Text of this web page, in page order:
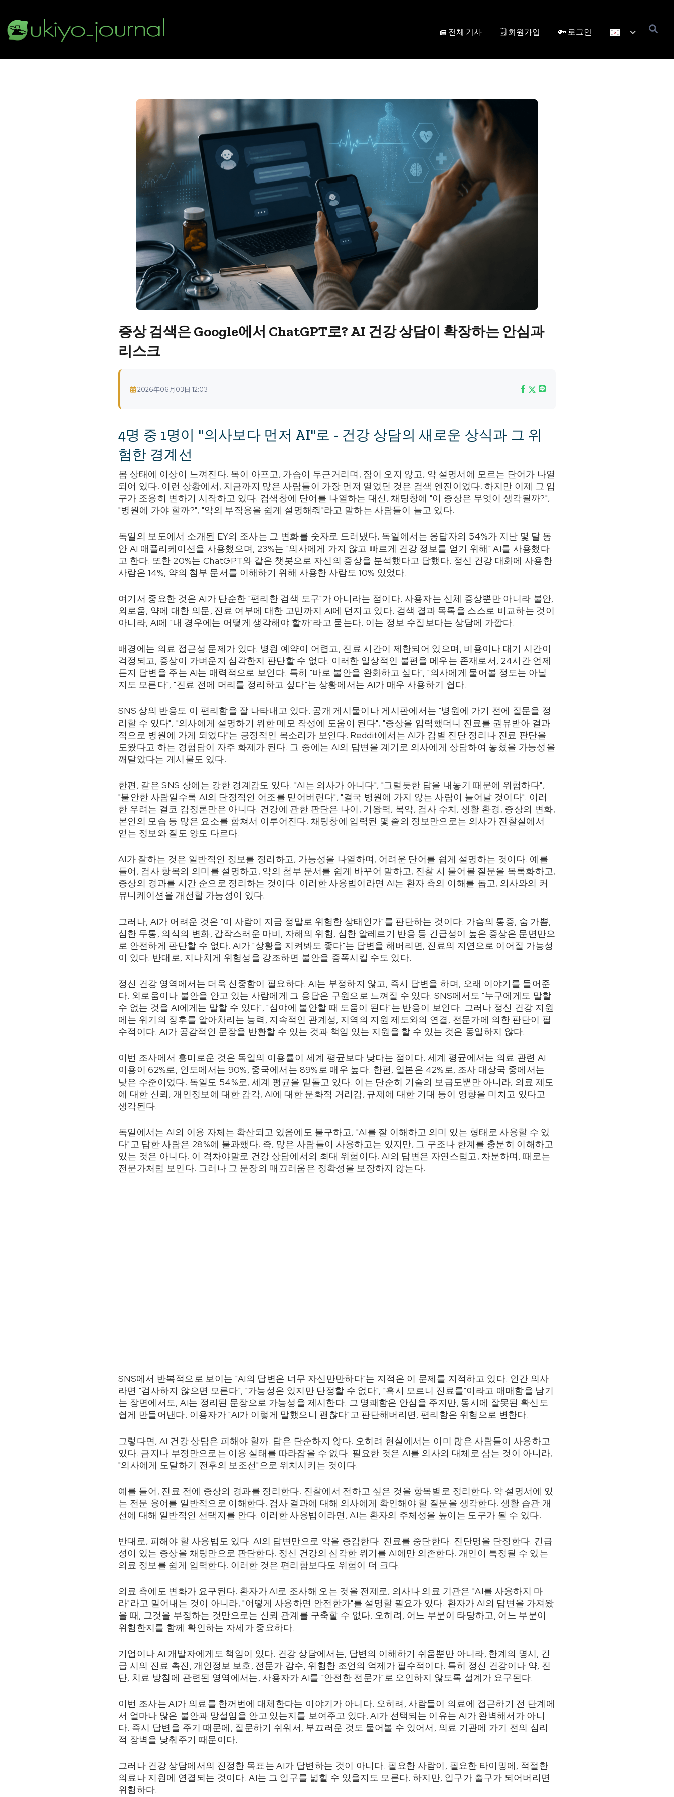
전체 기사 🗒️ 회원가입 🔑 로그인
증상 검색은 Google에서 ChatGPT로? AI 건강 상담이 확장하는 안심과
리스크
2026年06月03日 12:03
4명 중 1명이 "의사보다 먼저 AI"로 - 건강 상담의 새로운 상식과 그 위
험한 경계선
몸 상태에 이상이 느껴진다. 목이 아프고, 가슴이 두근거리며, 잠이 오지 않고, 약 설명서에 모르는 단어가 나열
되어 있다. 이런 상황에서, 지금까지 많은 사람들이 가장 먼저 열었던 것은 검색 엔진이었다. 하지만 이제 그 입
구가 조용히 변하기 시작하고 있다. 검색창에 단어를 나열하는 대신, 채팅창에 "이 증상은 무엇이 생각될까?",
"병원에 가야 할까?", "약의 부작용을 쉽게 설명해줘"라고 말하는 사람들이 늘고 있다.
독일의 보도에서 소개된 EY의 조사는 그 변화를 숫자로 드러냈다. 독일에서는 응답자의 54%가 지난 몇 달 동
안 AI 애플리케이션을 사용했으며, 23%는 "의사에게 가지 않고 빠르게 건강 정보를 얻기 위해" AI를 사용했다
고 한다. 또한 20%는 ChatGPT와 같은 챗봇으로 자신의 증상을 분석했다고 답했다. 정신 건강 대화에 사용한
사람은 14%, 약의 첨부 문서를 이해하기 위해 사용한 사람도 10% 있었다.
여기서 중요한 것은 AI가 단순한 "편리한 검색 도구"가 아니라는 점이다. 사용자는 신체 증상뿐만 아니라 불안,
외로움, 약에 대한 의문, 진료 여부에 대한 고민까지 AI에 던지고 있다. 검색 결과 목록을 스스로 비교하는 것이
아니라, AI에 "내 경우에는 어떻게 생각해야 할까"라고 묻는다. 이는 정보 수집보다는 상담에 가깝다.
배경에는 의료 접근성 문제가 있다. 병원 예약이 어렵고, 진료 시간이 제한되어 있으며, 비용이나 대기 시간이
걱정되고, 증상이 가벼운지 심각한지 판단할 수 없다. 이러한 일상적인 불편을 메우는 존재로서, 24시간 언제
든지 답변을 주는 AI는 매력적으로 보인다. 특히 "바로 불안을 완화하고 싶다", "의사에게 물어볼 정도는 아닐
지도 모른다", "진료 전에 머리를 정리하고 싶다"는 상황에서는 AI가 매우 사용하기 쉽다.
SNS 상의 반응도 이 편리함을 잘 나타내고 있다. 공개 게시물이나 게시판에서는 "병원에 가기 전에 질문을 정
리할 수 있다", "의사에게 설명하기 위한 메모 작성에 도움이 된다", "증상을 입력했더니 진료를 권유받아 결과
적으로 병원에 가게 되었다"는 긍정적인 목소리가 보인다. Reddit에서는 AI가 감별 진단 정리나 진료 판단을
도왔다고 하는 경험담이 자주 화제가 된다. 그 중에는 AI의 답변을 계기로 의사에게 상담하여 놓쳤을 가능성을
깨달았다는 게시물도 있다.
한편, 같은 SNS 상에는 강한 경계감도 있다. "AI는 의사가 아니다", "그럴듯한 답을 내놓기 때문에 위험하다",
"불안한 사람일수록 AI의 단정적인 어조를 믿어버린다", "결국 병원에 가지 않는 사람이 늘어날 것이다". 이러
한 우려는 결코 감정론만은 아니다. 건강에 관한 판단은 나이, 기왕력, 복약, 검사 수치, 생활 환경, 증상의 변화,
본인의 모습 등 많은 요소를 합쳐서 이루어진다. 채팅창에 입력된 몇 줄의 정보만으로는 의사가 진찰실에서
얻는 정보와 질도 양도 다르다.
AI가 잘하는 것은 일반적인 정보를 정리하고, 가능성을 나열하며, 어려운 단어를 쉽게 설명하는 것이다. 예를
들어, 검사 항목의 의미를 설명하고, 약의 첨부 문서를 쉽게 바꾸어 말하고, 진찰 시 물어볼 질문을 목록화하고,
증상의 경과를 시간 순으로 정리하는 것이다. 이러한 사용법이라면 AI는 환자 측의 이해를 돕고, 의사와의 커
뮤니케이션을 개선할 가능성이 있다.
그러나, AI가 어려운 것은 "이 사람이 지금 정말로 위험한 상태인가"를 판단하는 것이다. 가슴의 통증, 숨 가쁨,
심한 두통, 의식의 변화, 갑작스러운 마비, 자해의 위험, 심한 알레르기 반응 등 긴급성이 높은 증상은 문면만으
로 안전하게 판단할 수 없다. AI가 "상황을 지켜봐도 좋다"는 답변을 해버리면, 진료의 지연으로 이어질 가능성
이 있다. 반대로, 지나치게 위험성을 강조하면 불안을 증폭시킬 수도 있다.
정신 건강 영역에서는 더욱 신중함이 필요하다. AI는 부정하지 않고, 즉시 답변을 하며, 오래 이야기를 들어준
다. 외로움이나 불안을 안고 있는 사람에게 그 응답은 구원으로 느껴질 수 있다. SNS에서도 "누구에게도 말할
수 없는 것을 AI에게는 말할 수 있다", "심야에 불안할 때 도움이 된다"는 반응이 보인다. 그러나 정신 건강 지원
에는 위기의 징후를 알아차리는 능력, 지속적인 관계성, 지역의 지원 제도와의 연결, 전문가에 의한 판단이 필
수적이다. AI가 공감적인 문장을 반환할 수 있는 것과 책임 있는 지원을 할 수 있는 것은 동일하지 않다.
이번 조사에서 흥미로운 것은 독일의 이용률이 세계 평균보다 낮다는 점이다. 세계 평균에서는 의료 관련 AI
이용이 62%로, 인도에서는 90%, 중국에서는 89%로 매우 높다. 한편, 일본은 42%로, 조사 대상국 중에서는
낮은 수준이었다. 독일도 54%로, 세계 평균을 밑돌고 있다. 이는 단순히 기술의 보급도뿐만 아니라, 의료 제도
에 대한 신뢰, 개인정보에 대한 감각, AI에 대한 문화적 거리감, 규제에 대한 기대 등이 영향을 미치고 있다고
생각된다.
독일에서는 AI의 이용 자체는 확산되고 있음에도 불구하고, "AI를 잘 이해하고 의미 있는 형태로 사용할 수 있
다"고 답한 사람은 28%에 불과했다. 즉, 많은 사람들이 사용하고는 있지만, 그 구조나 한계를 충분히 이해하고
있는 것은 아니다. 이 격차야말로 건강 상담에서의 최대 위험이다. AI의 답변은 자연스럽고, 차분하며, 때로는
전문가처럼 보인다. 그러나 그 문장의 매끄러움은 정확성을 보장하지 않는다.
SNS에서 반복적으로 보이는 "AI의 답변은 너무 자신만만하다"는 지적은 이 문제를 지적하고 있다. 인간 의사
라면 "검사하지 않으면 모른다", "가능성은 있지만 단정할 수 없다", "혹시 모르니 진료를"이라고 애매함을 남기
는 장면에서도, AI는 정리된 문장으로 가능성을 제시한다. 그 명쾌함은 안심을 주지만, 동시에 잘못된 확신도
쉽게 만들어낸다. 이용자가 "AI가 이렇게 말했으니 괜찮다"고 판단해버리면, 편리함은 위험으로 변한다.
그렇다면, AI 건강 상담은 피해야 할까. 답은 단순하지 않다. 오히려 현실에서는 이미 많은 사람들이 사용하고
있다. 금지나 부정만으로는 이용 실태를 따라잡을 수 없다. 필요한 것은 AI를 의사의 대체로 삼는 것이 아니라,
"의사에게 도달하기 전후의 보조선"으로 위치시키는 것이다.
예를 들어, 진료 전에 증상의 경과를 정리한다. 진찰에서 전하고 싶은 것을 항목별로 정리한다. 약 설명서에 있
는 전문 용어를 일반적으로 이해한다. 검사 결과에 대해 의사에게 확인해야 할 질문을 생각한다. 생활 습관 개
선에 대해 일반적인 선택지를 안다. 이러한 사용법이라면, AI는 환자의 주체성을 높이는 도구가 될 수 있다.
반대로, 피해야 할 사용법도 있다. AI의 답변만으로 약을 증감한다. 진료를 중단한다. 진단명을 단정한다. 긴급
성이 있는 증상을 채팅만으로 판단한다. 정신 건강의 심각한 위기를 AI에만 의존한다. 개인이 특정될 수 있는
의료 정보를 쉽게 입력한다. 이러한 것은 편리함보다도 위험이 더 크다.
의료 측에도 변화가 요구된다. 환자가 AI로 조사해 오는 것을 전제로, 의사나 의료 기관은 "AI를 사용하지 마
라"라고 밀어내는 것이 아니라, "어떻게 사용하면 안전한가"를 설명할 필요가 있다. 환자가 AI의 답변을 가져왔
을 때, 그것을 부정하는 것만으로는 신뢰 관계를 구축할 수 없다. 오히려, 어느 부분이 타당하고, 어느 부분이
위험한지를 함께 확인하는 자세가 중요하다.
기업이나 AI 개발자에게도 책임이 있다. 건강 상담에서는, 답변의 이해하기 쉬움뿐만 아니라, 한계의 명시, 긴
급 시의 진료 촉진, 개인정보 보호, 전문가 감수, 위험한 조언의 억제가 필수적이다. 특히 정신 건강이나 약, 진
단, 치료 방침에 관련된 영역에서는, 사용자가 AI를 "안전한 전문가"로 오인하지 않도록 설계가 요구된다.
이번 조사는 AI가 의료를 한꺼번에 대체한다는 이야기가 아니다. 오히려, 사람들이 의료에 접근하기 전 단계에
서 얼마나 많은 불안과 망설임을 안고 있는지를 보여주고 있다. AI가 선택되는 이유는 AI가 완벽해서가 아니
다. 즉시 답변을 주기 때문에, 질문하기 쉬워서, 부끄러운 것도 물어볼 수 있어서, 의료 기관에 가기 전의 심리
적 장벽을 낮춰주기 때문이다.
그러나 건강 상담에서의 진정한 목표는 AI가 답변하는 것이 아니다. 필요한 사람이, 필요한 타이밍에, 적절한
의료나 지원에 연결되는 것이다. AI는 그 입구를 넓힐 수 있을지도 모른다. 하지만, 입구가 출구가 되어버리면
위험하다.